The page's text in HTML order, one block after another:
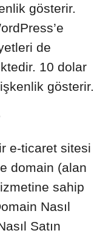
gösterir.
de
10 dolar
gösterir.
e-ticaret sitesi
domain (alan
sahip
Nasıl
Satın